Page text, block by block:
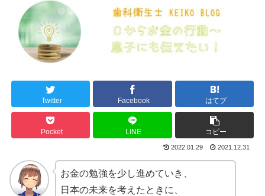
Twitter Facebook はてブ
Pocket LINE コピー
2022.01.29 2021.12.31
お金の勉強を少し進めていき、
日本の未来を考えたときに、